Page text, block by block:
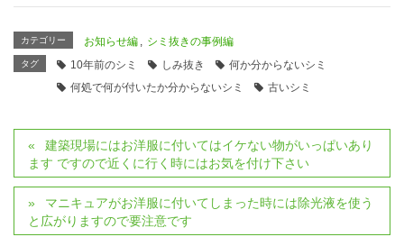
カテゴリー お知らせ編 , シミ抜きの事例編
タグ 10年前のシミ しみ抜き
何か分からないシミ
何処で何が付いたか分からないシミ
古いシミ
建築現場にはお洋服に付いてはイケない物がいっぱいあり
ます ですので近くに行く時にはお気を付け下さい
マニキュアがお洋服に付いてしまった時には除光液を使う
と広がりますので要注意です